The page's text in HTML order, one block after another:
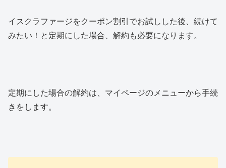
イスクラファージをクーポン割引でお試しした後、続けて
みたい！と定期にした場合、解約も必要になります。
定期にした場合の解約は、マイページのメニューから手続
きをします。